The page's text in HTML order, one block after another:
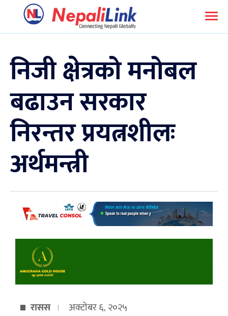
निजी क्षेत्रको मनोबल
बढाउन सरकार
निरन्तर प्रयत्नशीलः
अर्थमन्त्री
रासस अक्टोबर ६, २०२५